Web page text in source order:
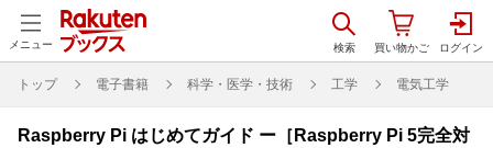
メニュー
トップ 電子書籍 科学・医学・技術 工学 電気工学
Raspberry Pi はじめてガイド ー［Raspberry Pi 5完全対